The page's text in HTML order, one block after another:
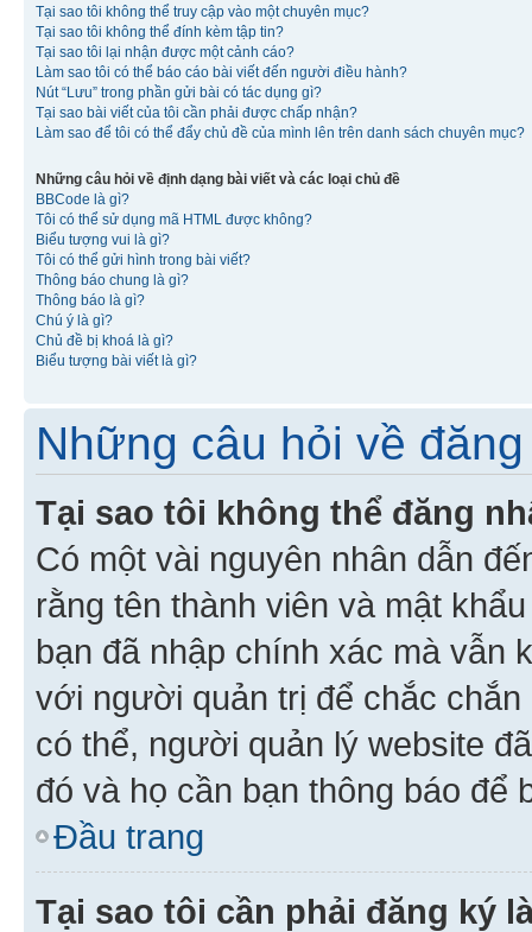
Tại sao tôi không thể truy cập vào một chuyên mục?
Tại sao tôi không thể đính kèm tập tin?
Tại sao tôi lại nhận được một cảnh cáo?
Làm sao tôi có thể báo cáo bài viết đến người điều hành?
Nút “Lưu” trong phần gửi bài có tác dụng gì?
Tại sao bài viết của tôi cần phải được chấp nhận?
Làm sao để tôi có thể đẩy chủ đề của mình lên trên danh sách chuyên mục?
Những câu hỏi về định dạng bài viết và các loại chủ đề
BBCode là gì?
Tôi có thể sử dụng mã HTML được không?
Biểu tượng vui là gì?
Tôi có thể gửi hình trong bài viết?
Thông báo chung là gì?
Thông báo là gì?
Chú ý là gì?
Chủ đề bị khoá là gì?
Biểu tượng bài viết là gì?
Những câu hỏi về
Tại sao tôi không thể đăng
Có một vài nguyên nhân dẫn
rằng tên thành viên và mật
bạn đã nhập chính xác mà vẫn
với người quản trị để chắc
có thể, người quản lý website
đó và họ cần bạn thông báo để
Đầu trang
Tại sao tôi cần phải đăng ký